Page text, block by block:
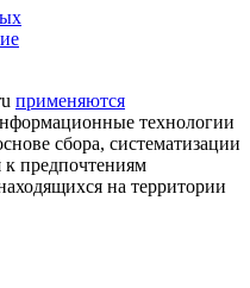
применяются
технологии
сбора, систематизации
к предпочтениям
на территории